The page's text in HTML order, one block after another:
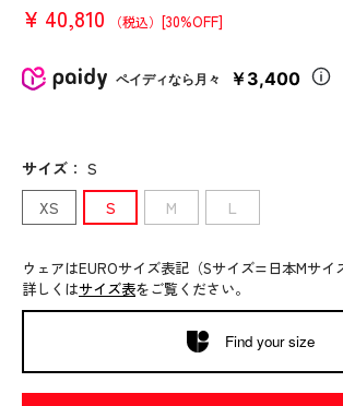
¥ 40,810 （税込） [30%OFF]
ペイディなら月々 ￥3,400
サイズ ： S
XS
S M L
ウェアはEUROサイズ表記（Sサイズ=日本Mサイ
詳しくはサイズ表をご覧ください。
Find your size